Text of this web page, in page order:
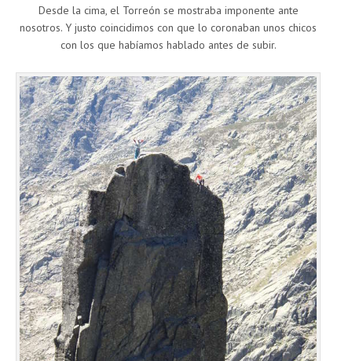
Desde la cima, el Torreón se mostraba imponente ante
nosotros. Y justo coincidimos con que lo coronaban unos chicos
con los que habíamos hablado antes de subir.